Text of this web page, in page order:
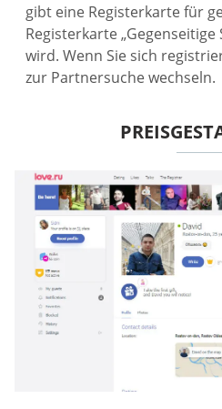
gibt eine Registerkarte für
Registerkarte
wird. Wenn Sie sich
zur Partnersuche wechseln.